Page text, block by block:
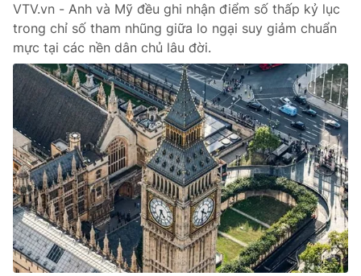
VTV.vn - Anh và Mỹ đều ghi nhận điểm số thấp kỷ lục
trong chỉ số tham nhũng giữa lo ngại suy giảm chuẩn
mực tại các nền dân chủ lâu đời.